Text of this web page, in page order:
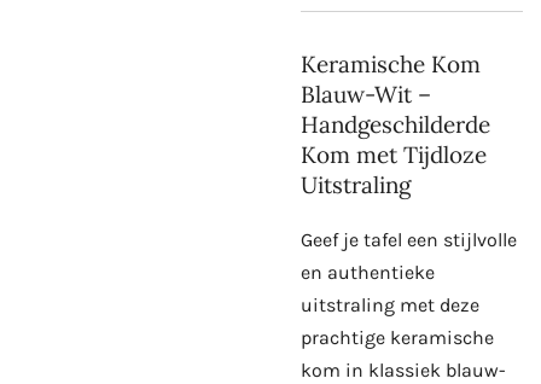
Keramische Kom
Blauw-Wit –
Handgeschilderde
Kom met Tijdloze
Uitstraling
Geef je tafel een stijlvolle
en authentieke
uitstraling met deze
prachtige keramische
kom in klassiek blauw-